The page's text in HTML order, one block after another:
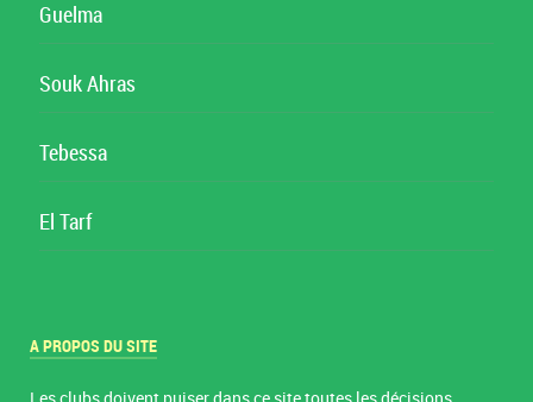
Guelma
Souk Ahras
Tebessa
El Tarf
A PROPOS DU SITE